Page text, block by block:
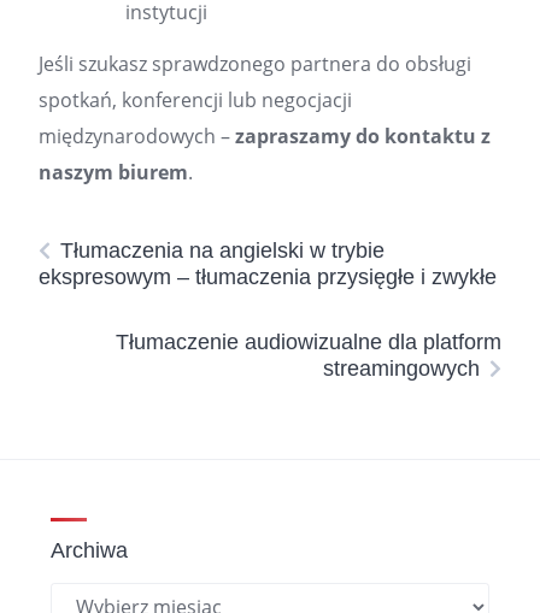
instytucji
Jeśli szukasz sprawdzonego partnera do obsługi
spotkań, konferencji lub negocjacji
międzynarodowych –zapraszamy do kontaktu z
naszym biurem.
Tłumaczenia na angielski w trybie
ekspresowym – tłumaczenia przysięgłe i zwykłe
Tłumaczenie audiowizualne dla platform
streamingowych
Archiwa